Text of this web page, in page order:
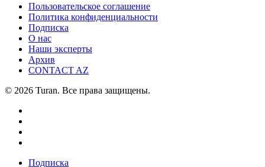
Пользовательское соглашение
Политика конфиденциальности
Подписка
О нас
Наши эксперты
Архив
CONTACT AZ
© 2026 Turan. Все права защищены.
Подписка